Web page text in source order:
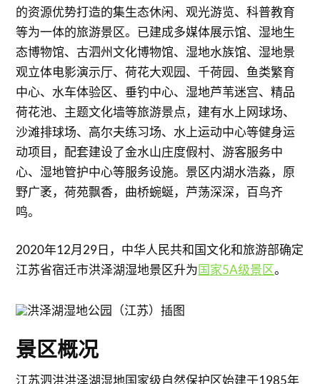
的资源优势打造的集生态休闲、观光游览、科普教育
等为一体的旅游景区。已建成多媒体展示馆、湿地生
态博物馆、古泗州文化博物馆、湿地水族馆、湿地景
观立体电影演示厅、荷花大观园、千荷园、鱼类繁育
中心、水车体验区、垂钓中心、湿地芦苇迷宫、精品
荷花池、主题文化墙等旅游景点，建有水上网球场、
沙滩排球场、高尔夫练习场、水上运动中心等健身运
动项目，配套建设了金水山庄度假村、游客服务中
心、湿地管护中心等服务设施。景区内湖水浩淼，原
野广袤，荷苑飘香，曲桥蜿蜒，芦荡深深，百鸟齐
鸣。
2020年12月29日，中华人民共和国文化和旅游部确定
江苏省宿迁市洪泽湖湿地景区升为国家5A级景区。
景区概况
江苏泗洪洪泽湖湿地国家级自然保护区始建于1985年